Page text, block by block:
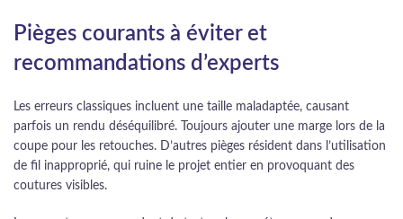
Pièges courants à éviter et
recommandations d’experts
Les erreurs classiques incluent une taille maladaptée, causant
parfois un rendu déséquilibré. Toujours ajouter une marge lors de la
coupe pour les retouches. D’autres pièges résident dans l’utilisation
de fil inapproprié, qui ruine le projet entier en provoquant des
coutures visibles.